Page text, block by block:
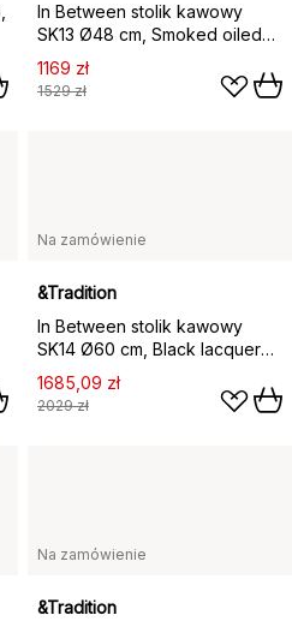
In Between stolik kawowy
SK13 Ø48 cm, Smoked oiled
oak
1169 zł
1529 zł
Na zamówienie
&Tradition
In Between stolik kawowy
SK14 Ø60 cm, Black lacquered
oak
1685,09 zł
2029 zł
Na zamówienie
&Tradition